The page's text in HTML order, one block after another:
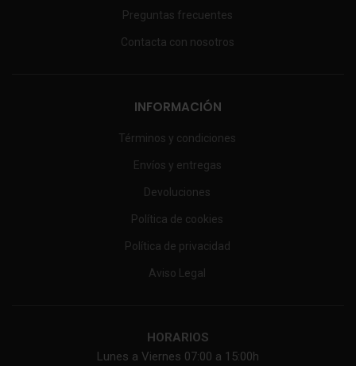
Preguntas frecuentes
Contacta con nosotros
INFORMACIÓN
Términos y condiciones
Envíos y entregas
Devoluciones
Política de cookies
Política de privacidad
Aviso Legal
HORARIOS
Lunes a Viernes 07:00 a 15:00h